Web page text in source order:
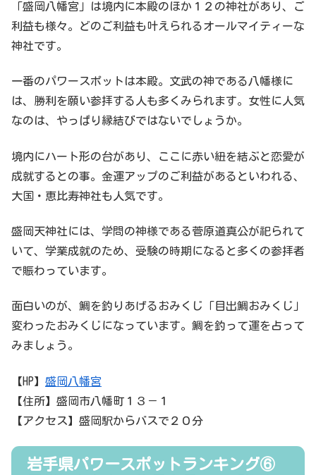
「盛岡八幡宮」は境内に本殿のほか１２の神社があり、ご
利益も様々。どのご利益も叶えられるオールマイティーな
神社です。
一番のパワースポットは本殿。文武の神である八幡様に
は、勝利を願い参拝する人も多くみられます。女性に人気
なのは、やっぱり縁結びではないでしょうか。
境内にハート形の台があり、ここに赤い紐を結ぶと恋愛が
成就するとの事。金運アップのご利益があるといわれる、
大国・恵比寿神社も人気です。
盛岡天神社には、学問の神様である菅原道真公が祀られて
いて、学業成就のため、受験の時期になると多くの参拝者
で賑わっています。
面白いのが、鯛を釣りあげるおみくじ「目出鯛おみくじ」
変わったおみくじになっています。鯛を釣って運を占って
みましょう。
【HP】 盛岡八幡宮
【住所】盛岡市八幡町１３－１
【アクセス】盛岡駅からバスで２０分
岩手県パワースポットランキング⑥